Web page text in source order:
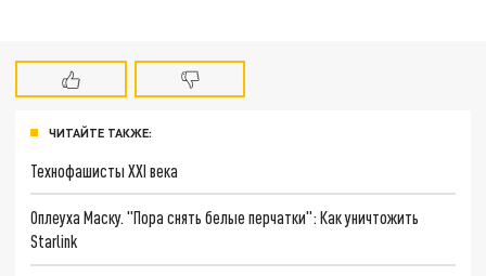
ЧИТАЙТЕ ТАКЖЕ:
Технофашисты XXI века
Оплеуха Маску. "Пора снять белые перчатки": Как уничтожить
Starlink